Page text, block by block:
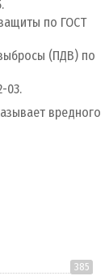
по ГОСТ
(ПДВ) по
03.
вредного
385